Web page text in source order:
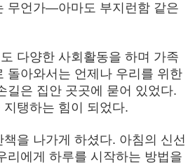
무언가—아마도 부지런함 같은
다양한 사회활동을 하며 가족
돌아와서는 언제나 우리를 위한
길은 집안 곳곳에 묻어 있었다.
탱하는 힘이 되었다.
을 나가게 하셨다. 아침의 신선
리에게 하루를 시작하는 방법을